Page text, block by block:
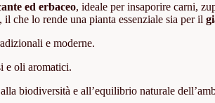
ed erbaceo, ideale per insaporire carni,
che lo rende una pianta essenziale sia per il
e moderne.
e oli aromatici.
biodiversità e all’equilibrio naturale